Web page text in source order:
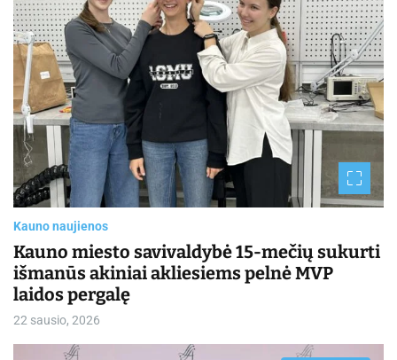
t
e
d
r
e
a
d
t
i
m
e
Kauno naujienos
Kauno miesto savivaldybė 15-mečių sukurti
išmanūs akiniai akliesiems pelnė MVP
laidos pergalę
22 sausio, 2026